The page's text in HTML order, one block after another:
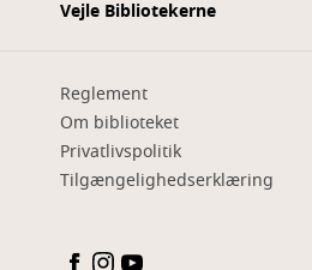
Vejle Bibliotekerne
Reglement
Om biblioteket
Privatlivspolitik
Tilgængelighedserklæring